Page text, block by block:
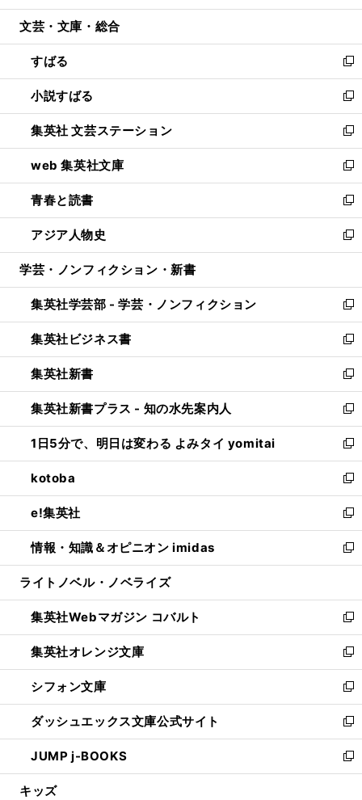
開
ウ
開
く
ン
ウ
で
開
く
ウ
ン
ド
ウ
で
開
く
文芸・文庫・総合
すばる
新
し
い
ウ
ィ
ン
ド
ウ
で
開
く
小説すばる
新
し
い
ウ
ィ
ン
ド
ウ
で
開
集英社 文芸ステーション
新
し
い
ウ
ィ
ン
ド
ウ
開
く
web 集英社文庫
新
し
い
ウ
ィ
ン
ウ
で
開
く
青春と読書
新
し
い
ウ
ン
ド
ウ
で
開
く
アジア人物史
新
し
ウ
ィ
ン
ド
ウ
で
開
く
学芸・ノンフィクション・新書
集英社学芸部 - 学芸・ノンフィクション
新
し
い
ウ
ィ
ン
ド
ウ
で
開
く
集英社ビジネス書
新
し
い
ウ
ィ
ン
ド
ウ
で
開
く
集英社新書
新
し
い
ウ
ィ
ン
ド
ウ
で
開
く
集英社新書プラス - 知の水先案内人
新
し
い
ウ
ィ
ン
ド
ウ
で
開
1日5分で、明日は変わる よみタイ yomitai
新
し
い
ウ
ィ
ン
ド
ウ
開
く
kotoba
新
し
い
ウ
ィ
ン
ウ
で
開
く
e!集英社
新
し
い
ウ
ン
ド
ウ
で
開
く
情報・知識＆オピニオン imidas
新
し
ウ
ィ
ン
ド
ウ
で
開
く
ライトノベル・ノベライズ
集英社Webマガジン コバルト
新
し
い
ウ
ィ
ン
ド
ウ
で
開
集英社オレンジ文庫
新
し
い
ウ
ィ
ン
ド
ウ
シフォン文庫
新
し
い
ウ
ィ
ン
ダッシュエックス文庫公式サイト
新
し
い
ウ
JUMP j-BOOKS
新
し
キッズ